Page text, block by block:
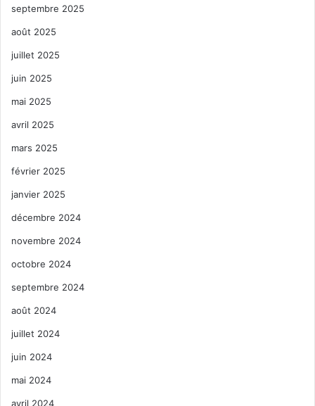
septembre 2025
août 2025
juillet 2025
juin 2025
mai 2025
avril 2025
mars 2025
février 2025
janvier 2025
décembre 2024
novembre 2024
octobre 2024
septembre 2024
août 2024
juillet 2024
juin 2024
mai 2024
avril 2024